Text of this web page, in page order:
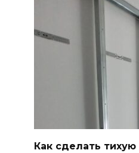
Как сделать